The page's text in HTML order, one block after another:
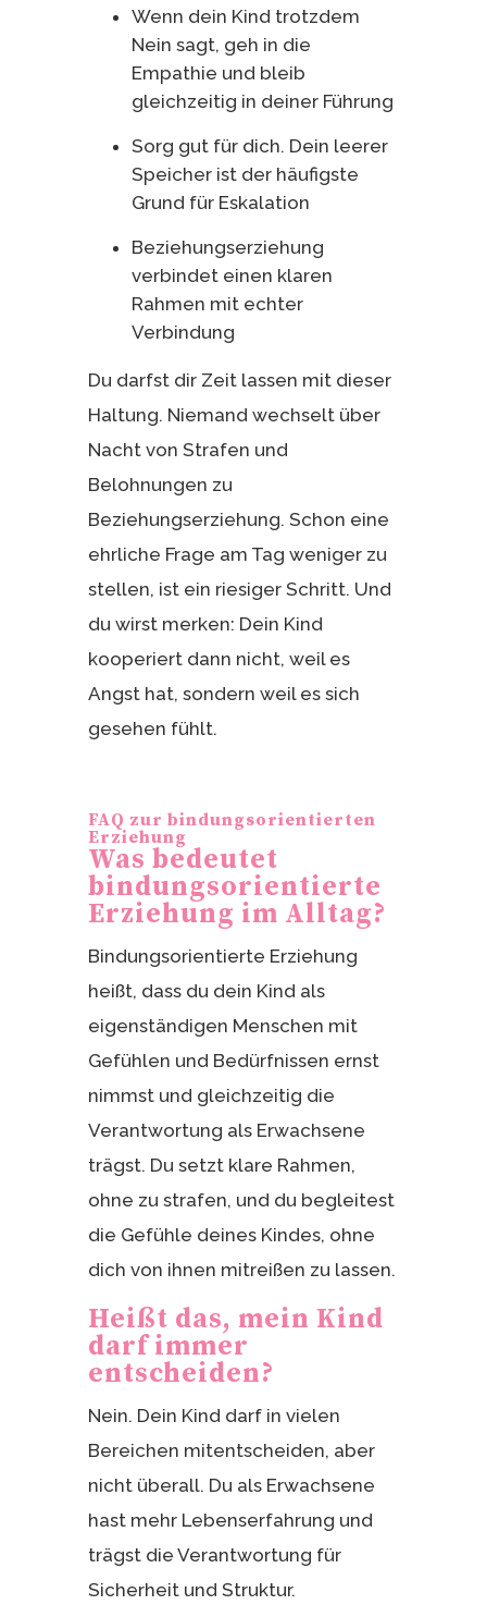
Wenn dein Kind trotzdem
Nein sagt, geh in die
Empathie und bleib
gleichzeitig in deiner Führung
Sorg gut für dich. Dein leerer
Speicher ist der häufigste
Grund für Eskalation
Beziehungserziehung
verbindet einen klaren
Rahmen mit echter
Verbindung
Du darfst dir Zeit lassen mit dieser
Haltung. Niemand wechselt über
Nacht von Strafen und
Belohnungen zu
Beziehungserziehung. Schon eine
ehrliche Frage am Tag weniger zu
stellen, ist ein riesiger Schritt. Und
du wirst merken: Dein Kind
kooperiert dann nicht, weil es
Angst hat, sondern weil es sich
gesehen fühlt.
FAQ zur bindungsorientierten
Erziehung
Was bedeutet
bindungsorientierte
Erziehung im Alltag?
Bindungsorientierte Erziehung
heißt, dass du dein Kind als
eigenständigen Menschen mit
Gefühlen und Bedürfnissen ernst
nimmst und gleichzeitig die
Verantwortung als Erwachsene
trägst. Du setzt klare Rahmen,
ohne zu strafen, und du begleitest
die Gefühle deines Kindes, ohne
dich von ihnen mitreißen zu lassen.
Heißt das, mein Kind
darf immer
entscheiden?
Nein. Dein Kind darf in vielen
Bereichen mitentscheiden, aber
nicht überall. Du als Erwachsene
hast mehr Lebenserfahrung und
trägst die Verantwortung für
Sicherheit und Struktur.